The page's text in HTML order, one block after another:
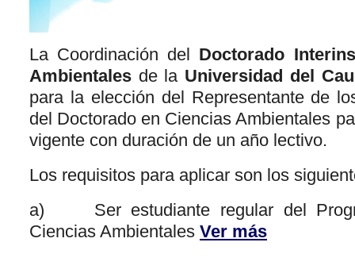
La Coordinación del Doctorado
Ambientales de la Universidad del
para la elección del Representante de
del Doctorado en Ciencias Ambientales
vigente con duración de un año lectivo.
Los requisitos para aplicar son los
a) Ser estudiante regular del
Ciencias Ambientales Ver más